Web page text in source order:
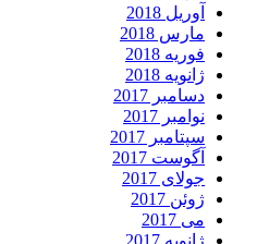
آوریل 2018
مارس 2018
فوریه 2018
ژانویه 2018
دسامبر 2017
نوامبر 2017
سپتامبر 2017
آگوست 2017
جولای 2017
ژوئن 2017
می 2017